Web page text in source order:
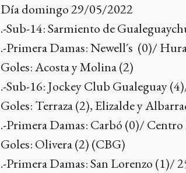
Día domingo 29/05/2022
.-Sub-14: Sarmiento de
.-Primera Damas: Newell´s (0)/
Goles: Acosta y Molina (2)
.-Sub-16: Jockey Club Gualeguay
Goles: Terraza (2), Elizalde y
.-Primera Damas: Carbó (0)/
Goles: Olivera (2) (CBG)
.-Primera Damas: San Lorenzo (1)/